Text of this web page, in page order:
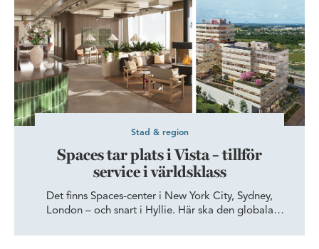
Stad & region
Spaces tar plats i Vista – tillför
service i världsklass
Det finns Spaces-center i New York City, Sydney,
London – och snart i Hyllie. Här ska den globala